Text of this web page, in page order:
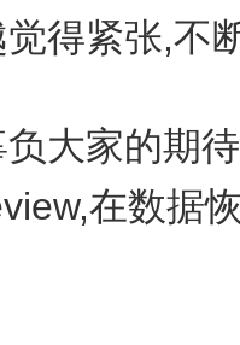
得紧张,不
大家的期
在数据